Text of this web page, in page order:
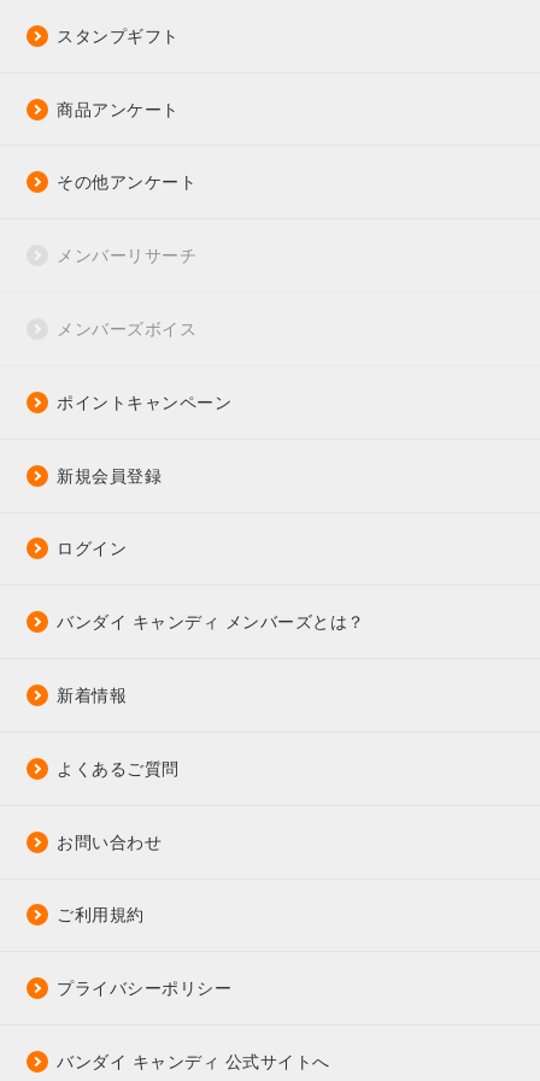
スタンプギフト
商品アンケート
その他アンケート
メンバーリサーチ
メンバーズボイス
ポイントキャンペーン
新規会員登録
ログイン
バンダイ キャンディ メンバーズとは？
新着情報
よくあるご質問
お問い合わせ
ご利用規約
プライバシーポリシー
バンダイ キャンディ 公式サイトへ